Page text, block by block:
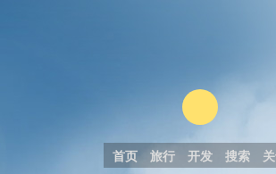
首页 旅行 开发 搜索